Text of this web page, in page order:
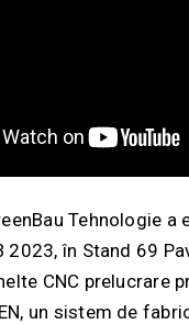
Tehnologie a
2023, în Stand 69
CNC prelucrare
un sistem de